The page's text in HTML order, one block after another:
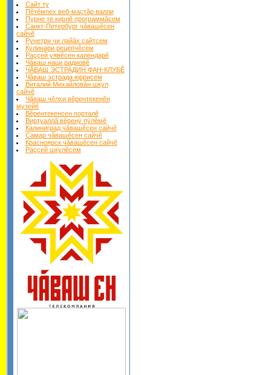
Сайт ту
Пĕтĕмпех веб-маçтăр валли
Пурне те кирлĕ программăсем
Санкт-Петербург чăвашĕсен
сайчĕ
Рунетри чи лайăх сайтсем
Кулинари рецепчĕсем
Раççей уявĕсен календарĕ
Чăваш наци радиовĕ
ЧĂВАШ ЭСТРАДИН ФАН-КЛУБĔ
Чăваш эстрада юррисем
Виталий Михайловăн шкул
сайчĕ
Чăваш чĕлхи вĕрентекенĕн
музейĕ
Вĕрентекенсен порталĕ
Виртуаллă вĕренÿ пÿлĕмĕ
Калиниград чăвашĕсен сайчĕ
Самар чăвашĕсен сайчĕ
Красноярск чăвашĕсен сайчĕ
Раççей шкулĕсем